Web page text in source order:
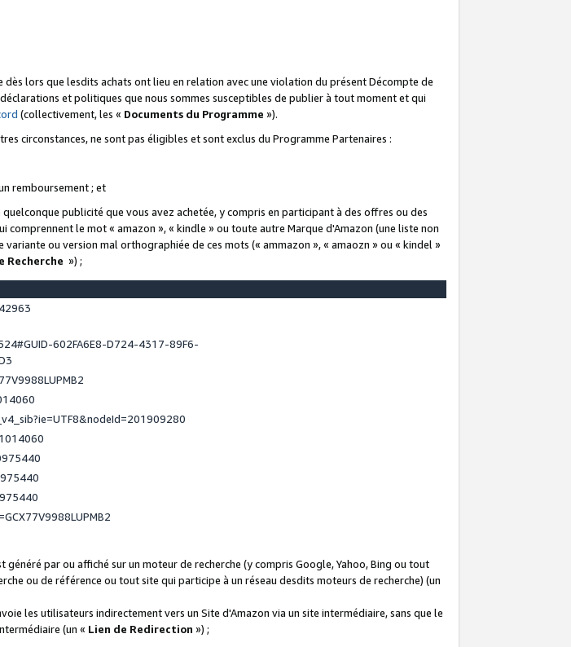
lors que lesdits achats ont lieu en relation avec une violation du présent Décompte de
et politiques que nous sommes susceptibles de publier à tout moment et qui
(collectivement, les « Documents du Programme »).
circonstances, ne sont pas éligibles et sont exclus du Programme Partenaires :
remboursement ; et
publicité que vous avez achetée, y compris en participant à des offres ou des
le mot « amazon », « kindle » ou toute autre Marque d'Amazon (une liste non
ou version mal orthographiée de ces mots (« ammazon », « amaozn » ou « kindel »
Recherche ») ;
602FA6E8-D724-4317-89F6-
par ou affiché sur un moteur de recherche (y compris Google, Yahoo, Bing ou tout
ou de référence ou tout site qui participe à un réseau desdits moteurs de recherche) (un
les utilisateurs indirectement vers un Site d'Amazon via un site intermédiaire, sans que le
(un « Lien de Redirection ») ;